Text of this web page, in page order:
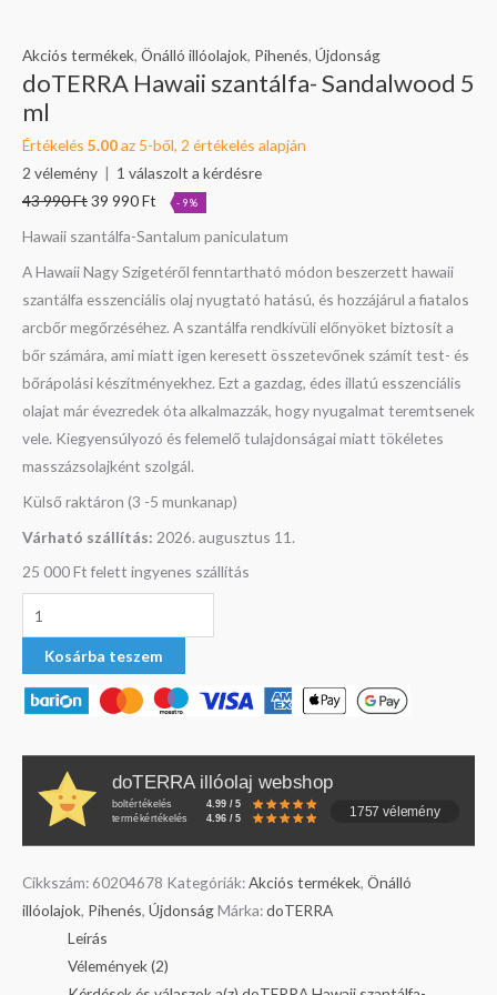
Akciós termékek, Önálló illóolajok, Pihenés, Újdonság
doTERRA Hawaii szantálfa- Sandalwood 5
ml
Értékelés 5.00az 5-ből, 2 értékelés alapján
2 vélemény | 1 válaszolt a kérdésre
43 990Ft39 990Ft -9%
Hawaii szantálfa-Santalum paniculatum
A Hawaii Nagy Szigetéről fenntartható módon beszerzett hawaii
szantálfa esszenciális olaj nyugtató hatású, és hozzájárul a fiatalos
arcbőr megőrzéséhez. A szantálfa rendkívüli előnyöket biztosít a
bőr számára, ami miatt igen keresett összetevőnek számít test- és
bőrápolási készítményekhez. Ezt a gazdag, édes illatú esszenciális
olajat már évezredek óta alkalmazzák, hogy nyugalmat teremtsenek
vele. Kiegyensúlyozó és felemelő tulajdonságai miatt tökéletes
masszázsolajként szolgál.
Külső raktáron (3 -5 munkanap)
Várható szállítás: 2026. augusztus 11.
25 000 Ft felett ingyenes szállítás
Kosárba teszem
doTERRA illóolaj webshop
boltértékelés 4.99 / 5
termékértékelés 4.96 / 5 1757 vélemény
Cikkszám: 60204678 Kategóriák:Akciós termékek, Önálló
illóolajok, Pihenés, ÚjdonságMárka:doTERRA
Leírás
Vélemények (2)